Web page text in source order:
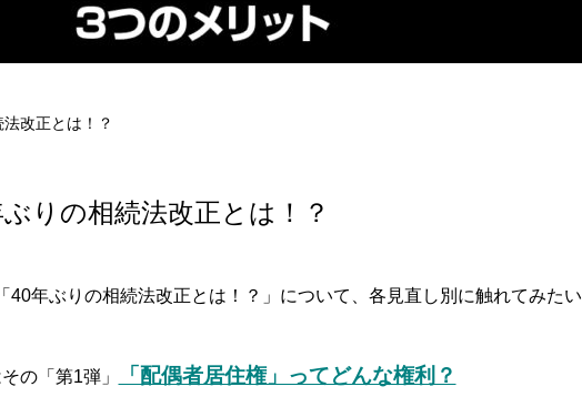
法改正とは！？
ぶりの相続法改正とは！？
40年ぶりの相続法改正とは！？」について、各見直し別に触れてみたい
の「第1弾」 「配偶者居住権」ってどんな権利？